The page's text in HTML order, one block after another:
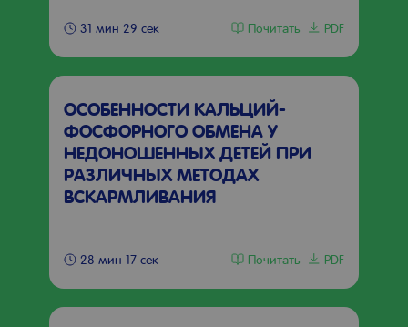
31 мин 29 сек Почитать PDF
ОСОБЕННОСТИ КАЛЬЦИЙ-
ФОСФОРНОГО ОБМЕНА У
НЕДОНОШЕННЫХ ДЕТЕЙ ПРИ
РАЗЛИЧНЫХ МЕТОДАХ
ВСКАРМЛИВАНИЯ
28 мин 17 сек Почитать PDF